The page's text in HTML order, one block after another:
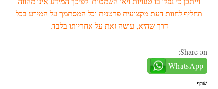
תחליף לחוות דעת מקצועית פרטנית וכל המסתמך על המידע בכל
דרך שהיא, עושה זאת על אחריותו בלבד.
Share on:
WhatsApp
שתף